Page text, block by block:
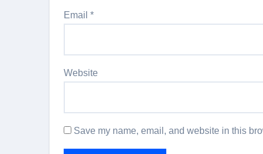
Email *
Website
Save my name, email, and website in this